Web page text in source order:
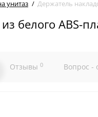
унитаз Держатель
белого ABS-
Отзывы 0 Вопрос -